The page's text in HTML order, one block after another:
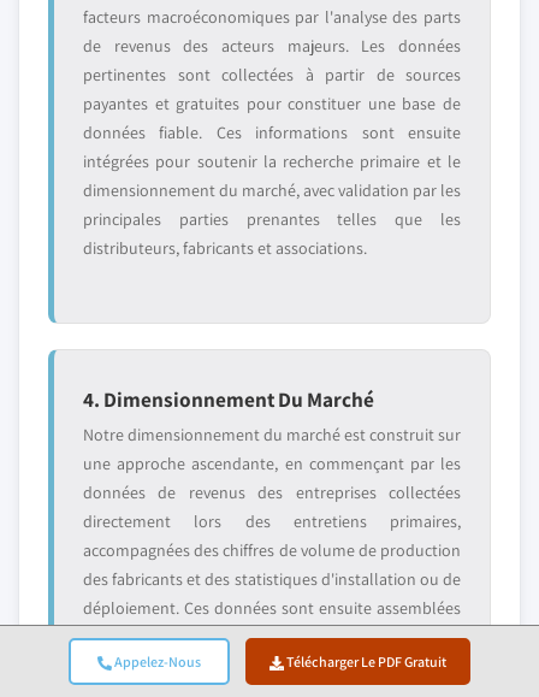
Appelez-Nous Télécharger Le PDF Gratuit
facteurs macroéconomiques par l'analyse des parts
de revenus des acteurs majeurs. Les données
pertinentes sont collectées à partir de sources
payantes et gratuites pour constituer une base de
données fiable. Ces informations sont ensuite
intégrées pour soutenir la recherche primaire et le
dimensionnement du marché, avec validation par les
principales parties prenantes telles que les
distributeurs, fabricants et associations.
4. Dimensionnement Du Marché
Notre dimensionnement du marché est construit sur
une approche ascendante, en commençant par les
données de revenus des entreprises collectées
directement lors des entretiens primaires,
accompagnées des chiffres de volume de production
des fabricants et des statistiques d'installation ou de
déploiement. Ces données sont ensuite assemblées
sur les marchés régionaux pour aboutir à une
estimation mondiale ancrée dans l'activité réelle du